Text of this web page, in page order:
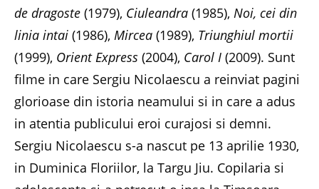
de dragoste (1979), Ciuleandra (1985), Noi, cei din
linia intai (1986), Mircea (1989), Triunghiul mortii
(1999), Orient Express (2004), Carol I (2009). Sunt
filme in care Sergiu Nicolaescu a reinviat pagini
glorioase din istoria neamului si in care a adus
in atentia publicului eroi curajosi si demni.
Sergiu Nicolaescu s-a nascut pe 13 aprilie 1930,
in Duminica Floriilor, la Targu Jiu. Copilaria si